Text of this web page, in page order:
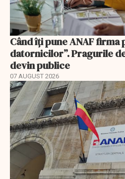
Când îți pune ANAF firma
datornicilor”. Pragurile
devin publice
07 AUGUST 2026